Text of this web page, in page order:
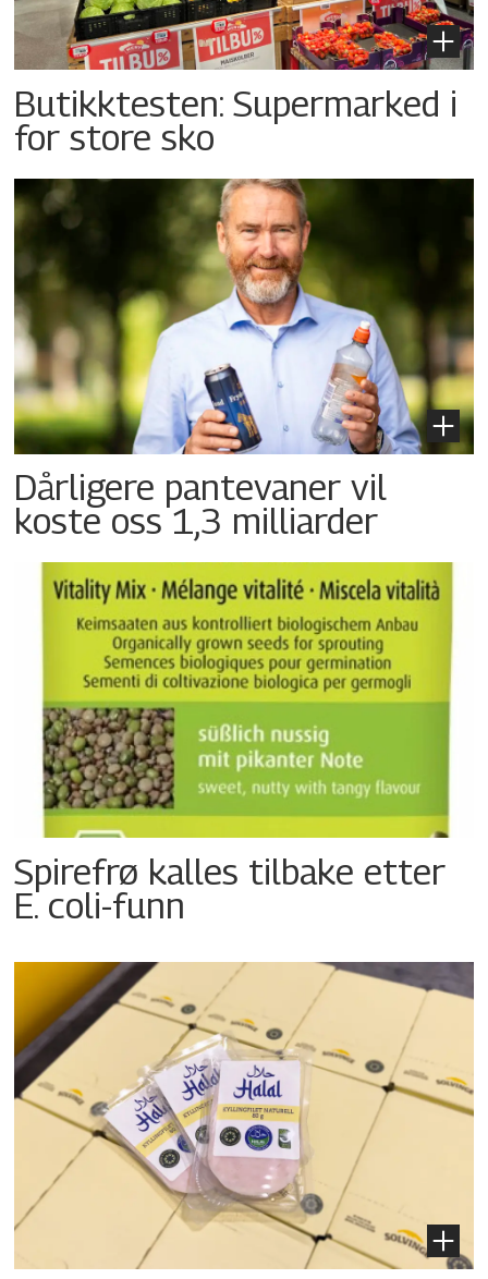
Butikktesten: Supermarked i
for store sko
Dårligere pantevaner vil
koste oss 1,3 milliarder
Spirefrø kalles tilbake etter
E. coli-funn